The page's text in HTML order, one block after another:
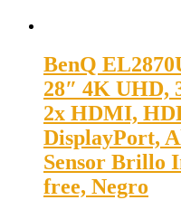
BenQ
28″ 4K UHD,
2x HDMI,
DisplayPort,
Sensor Brillo
free, Negro